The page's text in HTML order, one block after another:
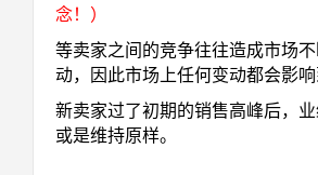
念！）
等卖家之间的竞争往往造成市场
动，因此市场上任何变动都会影响
新卖家过了初期的销售高峰后，
或是维持原样。